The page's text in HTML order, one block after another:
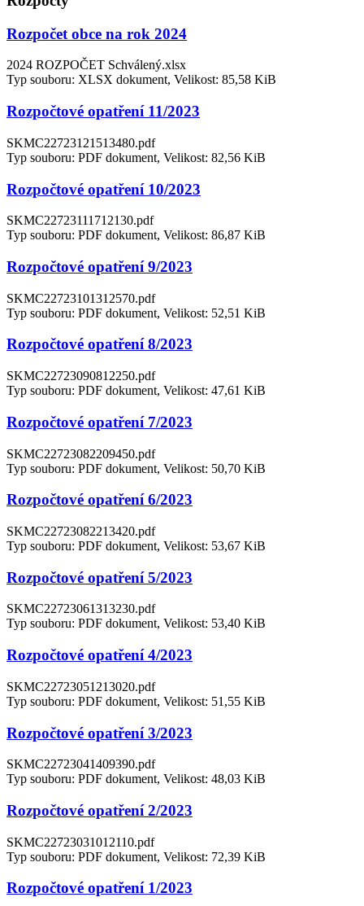
Rozpočet obce na rok 2024
2024 ROZPOČET Schválený.xlsx
Typ souboru: XLSX dokument, Velikost: 85,58 KiB
Rozpočtové opatření 11/2023
SKMC22723121513480.pdf
Typ souboru: PDF dokument, Velikost: 82,56 KiB
Rozpočtové opatření 10/2023
SKMC22723111712130.pdf
Typ souboru: PDF dokument, Velikost: 86,87 KiB
Rozpočtové opatření 9/2023
SKMC22723101312570.pdf
Typ souboru: PDF dokument, Velikost: 52,51 KiB
Rozpočtové opatření 8/2023
SKMC22723090812250.pdf
Typ souboru: PDF dokument, Velikost: 47,61 KiB
Rozpočtové opatření 7/2023
SKMC22723082209450.pdf
Typ souboru: PDF dokument, Velikost: 50,70 KiB
Rozpočtové opatření 6/2023
SKMC22723082213420.pdf
Typ souboru: PDF dokument, Velikost: 53,67 KiB
Rozpočtové opatření 5/2023
SKMC22723061313230.pdf
Typ souboru: PDF dokument, Velikost: 53,40 KiB
Rozpočtové opatření 4/2023
SKMC22723051213020.pdf
Typ souboru: PDF dokument, Velikost: 51,55 KiB
Rozpočtové opatření 3/2023
SKMC22723041409390.pdf
Typ souboru: PDF dokument, Velikost: 48,03 KiB
Rozpočtové opatření 2/2023
SKMC22723031012110.pdf
Typ souboru: PDF dokument, Velikost: 72,39 KiB
Rozpočtové opatření 1/2023